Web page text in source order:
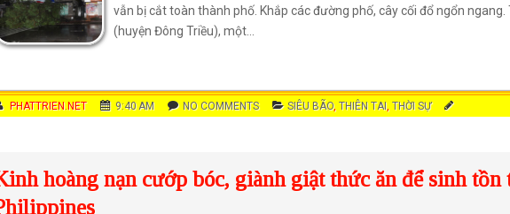
vẫn bị cắt toàn thành phố. Khắp các đường phố, cây cối đổ ngổn ngang.
(huyện Đông Triều), một...
AUTHOR
PHATTRIEN.NET DATE
9:40 AM COMMENTS
NO COMMENTS CATEGORIES
SIÊU BÃO, THIÊN TAI, THỜI SỰ
hoàng nạn cướp bóc, giành giật thức ăn để sinh tồn